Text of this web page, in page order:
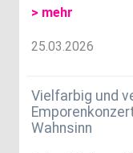
> mehr
25.03.2026
Vielfarbig und
Wahnsinn